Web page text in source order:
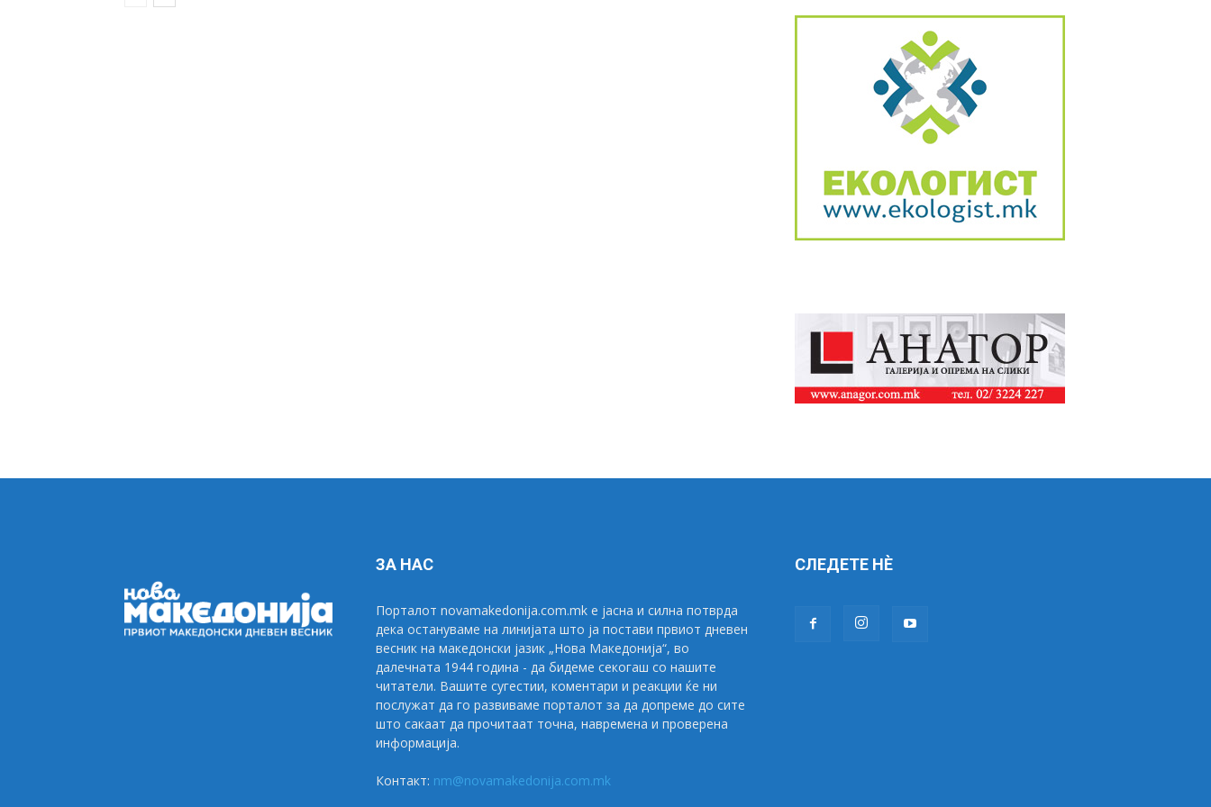
ЗА НАС
Порталот novamakedonija.com.mk е јасна и силна потврда
дека остануваме на линијата што ја постави првиот дневен
весник на македонски јазик „Нова Македонија“, во
далечната 1944 година - да бидеме секогаш со нашите
читатели. Вашите сугестии, коментари и реакции ќе ни
послужат да го развиваме порталот за да допреме до сите
што сакаат да прочитаат точна, навремена и проверена
информација.
Контакт: nm@novamakedonija.com.mk
СЛЕДЕТЕ НÈ